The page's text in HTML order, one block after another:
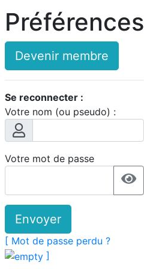
Préférences
Devenir membre
Se reconnecter :
Votre nom (ou pseudo) :
Votre mot de passe
Envoyer
[ Mot de passe perdu ?
]